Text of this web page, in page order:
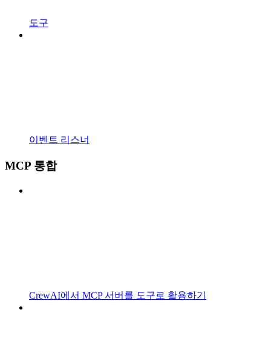
도구
이벤트 리스너
MCP 통합
CrewAI에서 MCP 서버를 도구로 활용하기